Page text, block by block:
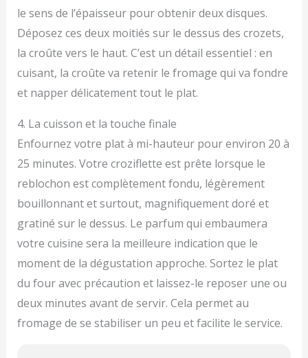
le sens de l’épaisseur pour obtenir deux disques.
Déposez ces deux moitiés sur le dessus des crozets,
la croûte vers le haut. C’est un détail essentiel : en
cuisant, la croûte va retenir le fromage qui va fondre
et napper délicatement tout le plat.
4. La cuisson et la touche finale
Enfournez votre plat à mi-hauteur pour environ 20 à
25 minutes. Votre croziflette est prête lorsque le
reblochon est complètement fondu, légèrement
bouillonnant et surtout, magnifiquement doré et
gratiné sur le dessus. Le parfum qui embaumera
votre cuisine sera la meilleure indication que le
moment de la dégustation approche. Sortez le plat
du four avec précaution et laissez-le reposer une ou
deux minutes avant de servir. Cela permet au
fromage de se stabiliser un peu et facilite le service.